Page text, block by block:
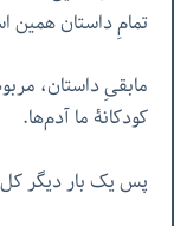
تمامِ داستان همین
مابقیِ داستان،
کودکانۀ ما آدم‌ها.
پس یک بار دیگر کل